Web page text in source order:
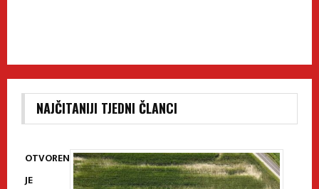
NAJČITANIJI TJEDNI ČLANCI
OTVOREN
JE